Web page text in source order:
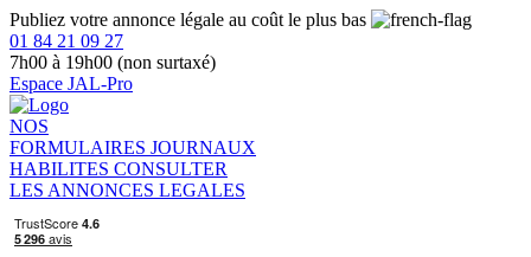
Publiez votre annonce légale au coût le plus bas
01 84 21 09 27
7h00 à 19h00 (non surtaxé)
Espace JAL-Pro
NOS
FORMULAIRES JOURNAUX
HABILITES CONSULTER
LES ANNONCES LEGALES